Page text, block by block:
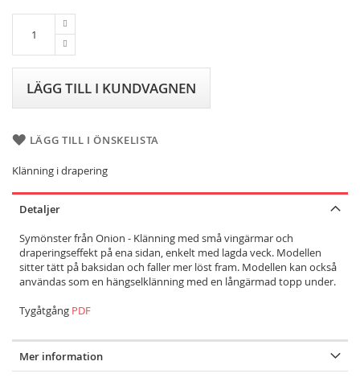
LÄGG TILL I KUNDVAGNEN
LÄGG TILL I ÖNSKELISTA
Klänning i drapering
Detaljer
Symönster från Onion - Klänning med små vingärmar och
draperingseffekt på ena sidan, enkelt med lagda veck. Modellen
sitter tätt på baksidan och faller mer löst fram. Modellen kan också
användas som en hängselklänning med en långärmad topp under.
Tygåtgång PDF
Mer information